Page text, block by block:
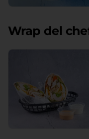
Wrap del